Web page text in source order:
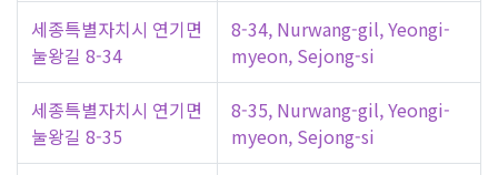
세종특별자치시 연기면
눌왕길 8-34
8-34, Nurwang-gil, Yeongi-
myeon, Sejong-si
세종특별자치시 연기면
눌왕길 8-35
8-35, Nurwang-gil, Yeongi-
myeon, Sejong-si